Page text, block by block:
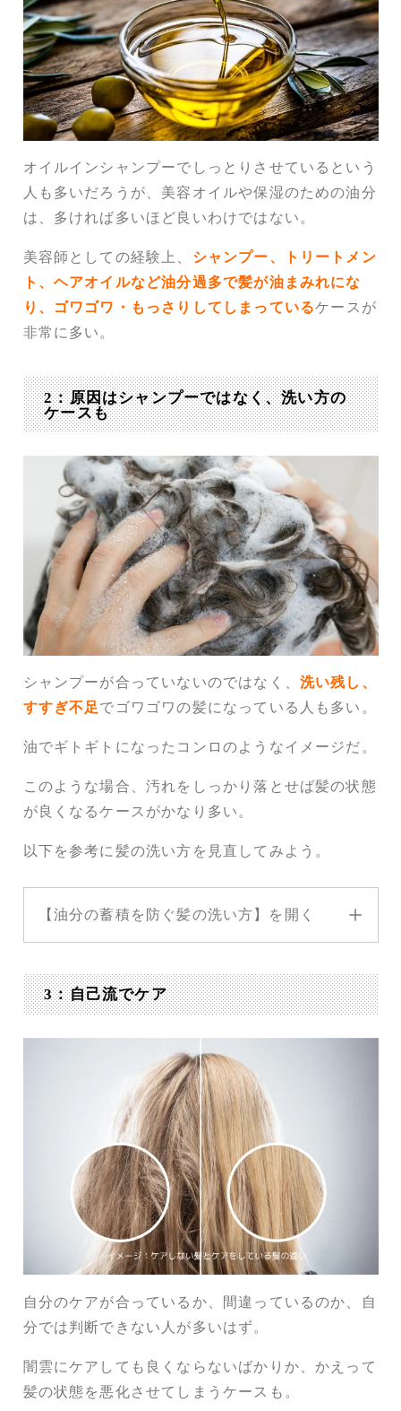
オイルインシャンプーでしっとりさせているという
人も多いだろうが、美容オイルや保湿のための油分
は、多ければ多いほど良いわけではない。
美容師としての経験上、 シャンプー、トリートメン
ト、ヘアオイルなど油分過多で髪が油まみれにな
り、ゴワゴワ・もっさりしてしまっているケースが
非常に多い。
2：原因はシャンプーではなく、洗い方の
ケースも
シャンプーが合っていないのではなく、 洗い残し、
すすぎ不足でゴワゴワの髪になっている人も多い。
油でギトギトになったコンロのようなイメージだ。
このような場合、汚れをしっかり落とせば髪の状態
が良くなるケースがかなり多い。
以下を参考に髪の洗い方を見直してみよう。
【油分の蓄積を防ぐ髪の洗い方】を開く
3：自己流でケア
自分のケアが合っているか、間違っているのか、自
分では判断できない人が多いはず。
闇雲にケアしても良くならないばかりか、かえって
髪の状態を悪化させてしまうケースも。